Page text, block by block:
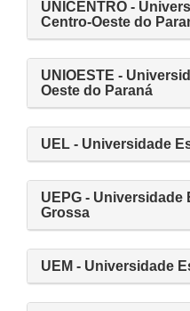
UNICENTRO -
Centro-Oeste do
UNIOESTE -
Oeste do Paraná
UEL - Universidade
UEPG - Universidade
Grossa
UEM - Universidade